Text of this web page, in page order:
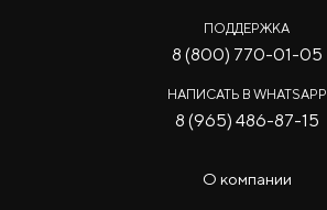
ПОДДЕРЖКА
8 (800) 770-01-05
НАПИСАТЬ В WHATSAPP
8 (965) 486-87-15
О компании